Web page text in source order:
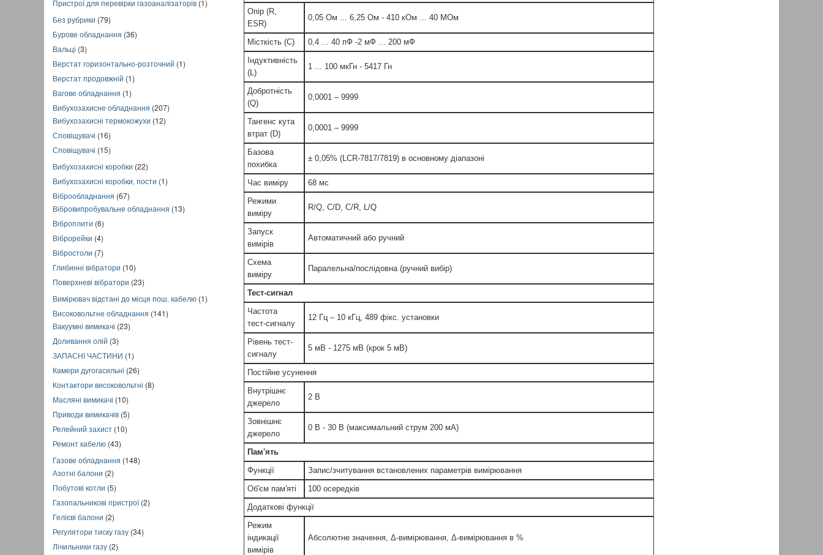
Пристрої для перевірки газоаналізаторів (1)
Без рубрики (79)
Бурове обладнання (36)
Вальці (3)
Верстат горизонтально-розточний (1)
Верстат продовжній (1)
Вагове обладнання (1)
Вибухозахисне обладнання (207)
Вибухозахисні термокожухи (12)
Сповіщувачі (16)
Сповіщувачі (15)
Вибухозахисні коробки (22)
Вибухозахисні коробки, пости (1)
Віброобладнання (67)
Вібровипробувальне обладнання (13)
Віброплити (6)
Віброрейки (4)
Вібростоли (7)
Глибинні вібратори (10)
Поверхневі вібратори (23)
Вимірювач відстані до місця пош. кабелю (1)
Високовольтне обладнання (141)
Вакуумні вимикачі (23)
Доливання олій (3)
ЗАПАСНІ ЧАСТИНИ (1)
Камери дугогасильні (26)
Контактори високовольтні (8)
Масляні вимикачі (10)
Приводи вимикачів (5)
Релейний захист (10)
Ремонт кабелю (43)
Газове обладнання (148)
Азотні балони (2)
Побутові котли (5)
Газопальникові пристрої(2)
Гелієві балони (2)
Регулятори тиску газу (34)
Лічильники газу (2)
Опір (R,
ESR)
0,05 Ом ... 6,25 Ом - 410 кОм ... 40 МОм
Місткість (C)
0,4 ... 40 пФ -2 мФ ... 200 мФ
Індуктивність
(L)
1 ... 100 мкГн - 5417 Гн
Добротність
(Q)
0,0001 – 9999
Тангенс кута
втрат (D)
0,0001 – 9999
Базова
похибка
± 0,05% (LCR-7817/7819) в основному діапазоні
Час виміру
68 мс
Режими
виміру
R/Q, C/D, C/R, L/Q
Запуск
вимірів
Автоматичний або ручний
Схема
виміру
Паралельна/послідовна (ручний вибір)
Тест-сигнал
Частота
тест-сигналу
12 Гц – 10 кГц, 489 фікс. установки
Рівень тест-
сигналу
5 мВ - 1275 мВ (крок 5 мВ)
Постійне усунення
Внутрішнє
джерело
2 В
Зовнішнє
джерело
0 В - 30 В (максимальний струм 200 мА)
Пам'ять
Функції
Запис/зчитування встановлених параметрів вимірювання
Об'єм пам'яті
100 осередків
Додаткові функції
Режим
індикації
вимірів
Абсолютне значення, Δ-вимірювання, Δ-вимірювання в %